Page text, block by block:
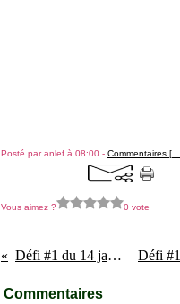
Posté par anlef à 08:00 - Commentaires [
Vous aimez ? 0 vote
Défi #1 du 14 janvier 2019
Commentaires